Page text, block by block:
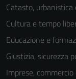
Catasto, urbanistica
Cultura e tempo
Educazione e
Giustizia, sicurezza
Imprese, commercio